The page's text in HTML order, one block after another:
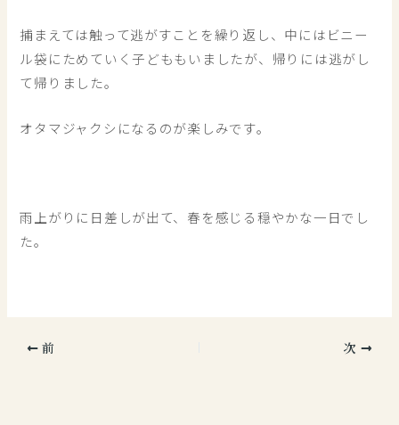
捕まえては触って逃がすことを繰り返し、中にはビニー
ル袋にためていく子どももいましたが、帰りには逃がし
て帰りました。
オタマジャクシになるのが楽しみです。
雨上がりに日差しが出て、春を感じる穏やかな一日でし
た。
前 次